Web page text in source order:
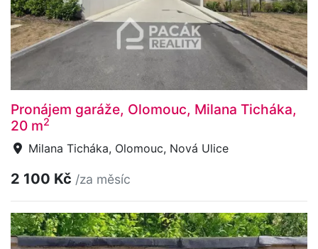
Pronájem garáže, Olomouc, Milana Ticháka,
20 m2
Milana Ticháka, Olomouc, Nová Ulice
2 100 Kč /za měsíc